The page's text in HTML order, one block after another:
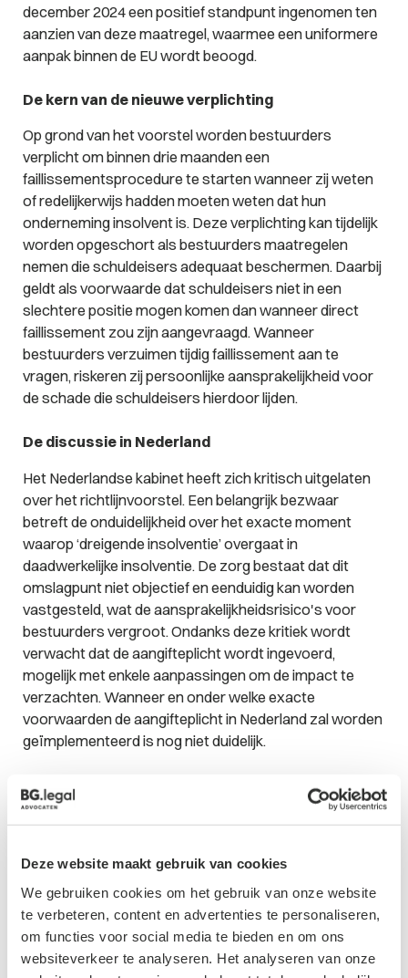
Deze website maakt gebruik van cookies
We gebruiken cookies om het gebruik van onze website
te verbeteren, content en advertenties te personaliseren,
om functies voor social media te bieden en om ons
websiteverkeer te analyseren. Het analyseren van onze
december 2024 een positief standpunt ingenomen ten
aanzien van deze maatregel, waarmee een uniformere
aanpak binnen de EU wordt beoogd.
De kern van de nieuwe verplichting
Op grond van het voorstel worden bestuurders
verplicht om binnen drie maanden een
faillissementsprocedure te starten wanneer zij weten
of redelijkerwijs hadden moeten weten dat hun
onderneming insolvent is. Deze verplichting kan tijdelijk
worden opgeschort als bestuurders maatregelen
nemen die schuldeisers adequaat beschermen. Daarbij
geldt als voorwaarde dat schuldeisers niet in een
slechtere positie mogen komen dan wanneer direct
faillissement zou zijn aangevraagd. Wanneer
bestuurders verzuimen tijdig faillissement aan te
vragen, riskeren zij persoonlijke aansprakelijkheid voor
de schade die schuldeisers hierdoor lijden.
De discussie in Nederland
Het Nederlandse kabinet heeft zich kritisch uitgelaten
over het richtlijnvoorstel. Een belangrijk bezwaar
betreft de onduidelijkheid over het exacte moment
waarop ‘dreigende insolventie’ overgaat in
daadwerkelijke insolventie. De zorg bestaat dat dit
omslagpunt niet objectief en eenduidig kan worden
vastgesteld, wat de aansprakelijkheidsrisico's voor
bestuurders vergroot. Ondanks deze kritiek wordt
verwacht dat de aangifteplicht wordt ingevoerd,
mogelijk met enkele aanpassingen om de impact te
verzachten. Wanneer en onder welke exacte
voorwaarden de aangifteplicht in Nederland zal worden
geïmplementeerd is nog niet duidelijk.
Gevolgen voor financieel adviseurs
De invoering van de aangifteplicht heeft mogelijk ook
onderneming, waaronder accountants. Zij hebben
immers inzage in de administratie van de onderneming
en kunnen vroege signalen van insolventie of dreigende
insolventie opmerken. Hoewel de aangifteplicht een
verantwoordelijkheid is van het bestuur, zou het tijdig
informeren van de ondernemer over de aangifteplicht